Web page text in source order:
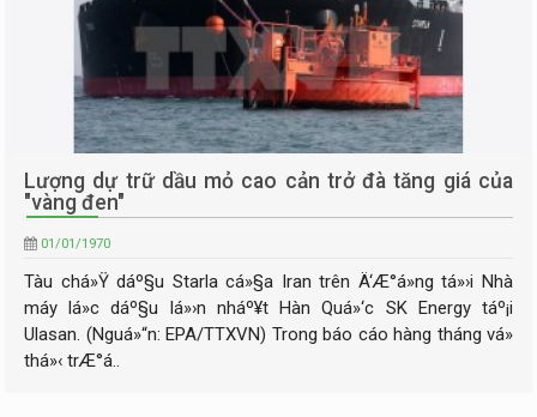
Lượng dự trữ dầu mỏ cao cản trở đà tăng giá của
"vàng đen"
01/01/1970
Tàu chá»Ÿ dáº§u Starla cá»§a Iran trên Ä‘Æ°á»ng tá»›i Nhà
máy lá»c dáº§u lá»›n nháº¥t Hàn Quá»‘c SK Energy táº¡i
Ulasan. (Nguá»“n: EPA/TTXVN) Trong báo cáo hàng tháng vá»
thá»‹ trÆ°á..